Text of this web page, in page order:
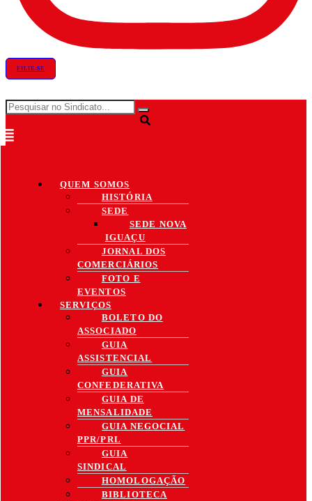
FILIE-SE
QUEM SOMOS
HISTÓRIA
SEDE
SEDE NOVA
IGUAÇU
JORNAL DOS
COMERCIÁRIOS
FOTO E
EVENTOS
SERVIÇOS
BOLETO DO
ASSOCIADO
GUIA
ASSISTENCIAL
GUIA
CONFEDERATIVA
GUIA DE
MENSALIDADE
GUIA NEGOCIAL
PPR/PRL
GUIA
SINDICAL
HOMOLOGAÇÃO
BIBLIOTECA